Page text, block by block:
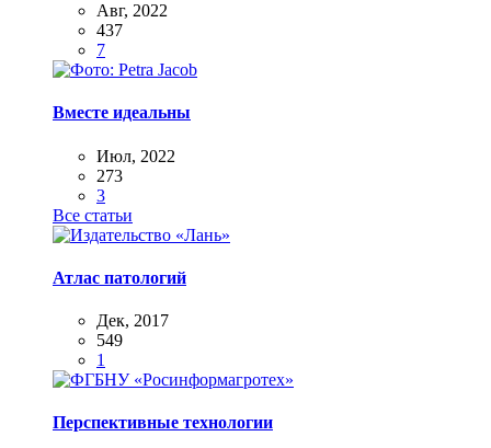
Авг, 2022
437
7
Вместе идеальны
Июл, 2022
273
3
Все статьи
Атлас патологий
Дек, 2017
549
1
Перспективные технологии